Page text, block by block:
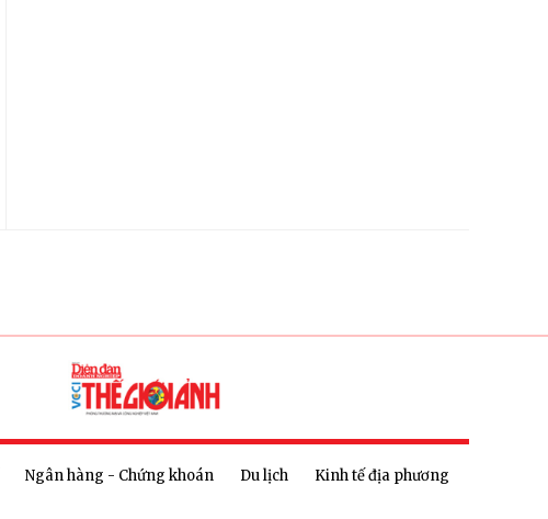
Ngân hàng - Chứng khoán Du lịch
Kinh tế địa phương